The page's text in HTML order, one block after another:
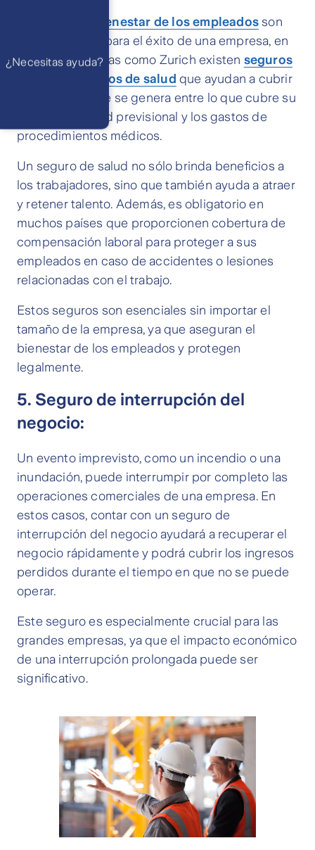
salud y el bienestar de los empleados son
fundamentales para el éxito de una empresa, en
ciertas compañías como Zurich existen seguros
complementarios de salud que ayudan a cubrir
la diferencia que se genera entre lo que cubre su
sistema de salud previsional y los gastos de
procedimientos médicos.
Un seguro de salud no sólo brinda beneficios a
los trabajadores, sino que también ayuda a atraer
y retener talento. Además, es obligatorio en
muchos países que proporcionen cobertura de
compensación laboral para proteger a sus
empleados en caso de accidentes o lesiones
relacionadas con el trabajo.
Estos seguros son esenciales sin importar el
tamaño de la empresa, ya que aseguran el
bienestar de los empleados y protegen
legalmente.
5. Seguro de interrupción del
negocio:
Un evento imprevisto, como un incendio o una
inundación, puede interrumpir por completo las
operaciones comerciales de una empresa. En
estos casos, contar con un seguro de
interrupción del negocio ayudará a recuperar el
negocio rápidamente y podrá cubrir los ingresos
perdidos durante el tiempo en que no se puede
operar.
Este seguro es especialmente crucial para las
grandes empresas, ya que el impacto económico
de una interrupción prolongada puede ser
significativo.
¿Necesitas ayuda?
WhatsApp
Atención 24